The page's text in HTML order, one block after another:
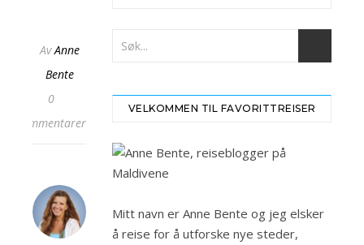
AvAnne
Bente
0
kommentarer
VELKOMMEN TIL FAVORITTREISER
Mitt navn er Anne Bente og jeg elsker
å reise for å utforske nye steder,